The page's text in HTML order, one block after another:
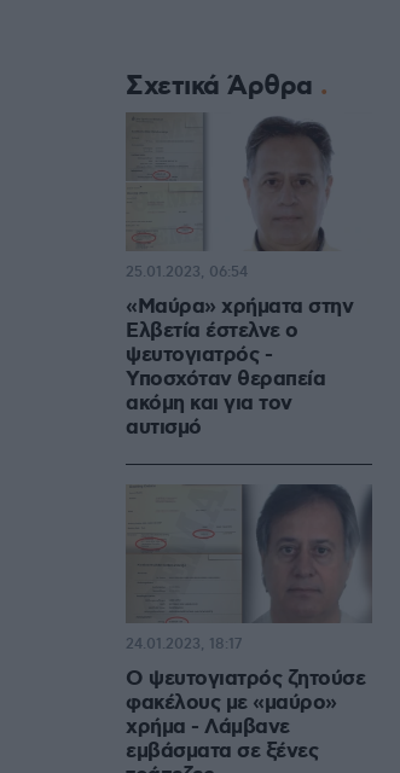
Σχετικά Άρθρα
«Μαύρα» χρήματα στην
Ελβετία έστελνε ο
ψευτογιατρός -
Υποσχόταν θεραπεία
ακόμη και για τον
αυτισμό
25.01.2023, 06:54
Ο ψευτογιατρός ζητούσε
φακέλους με «μαύρο»
χρήμα - Λάμβανε
εμβάσματα σε ξένες
24.01.2023, 18:17